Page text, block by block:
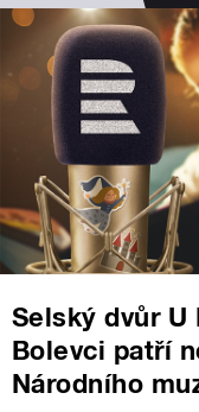
Selský dvůr U
Bolevci patří
Národního